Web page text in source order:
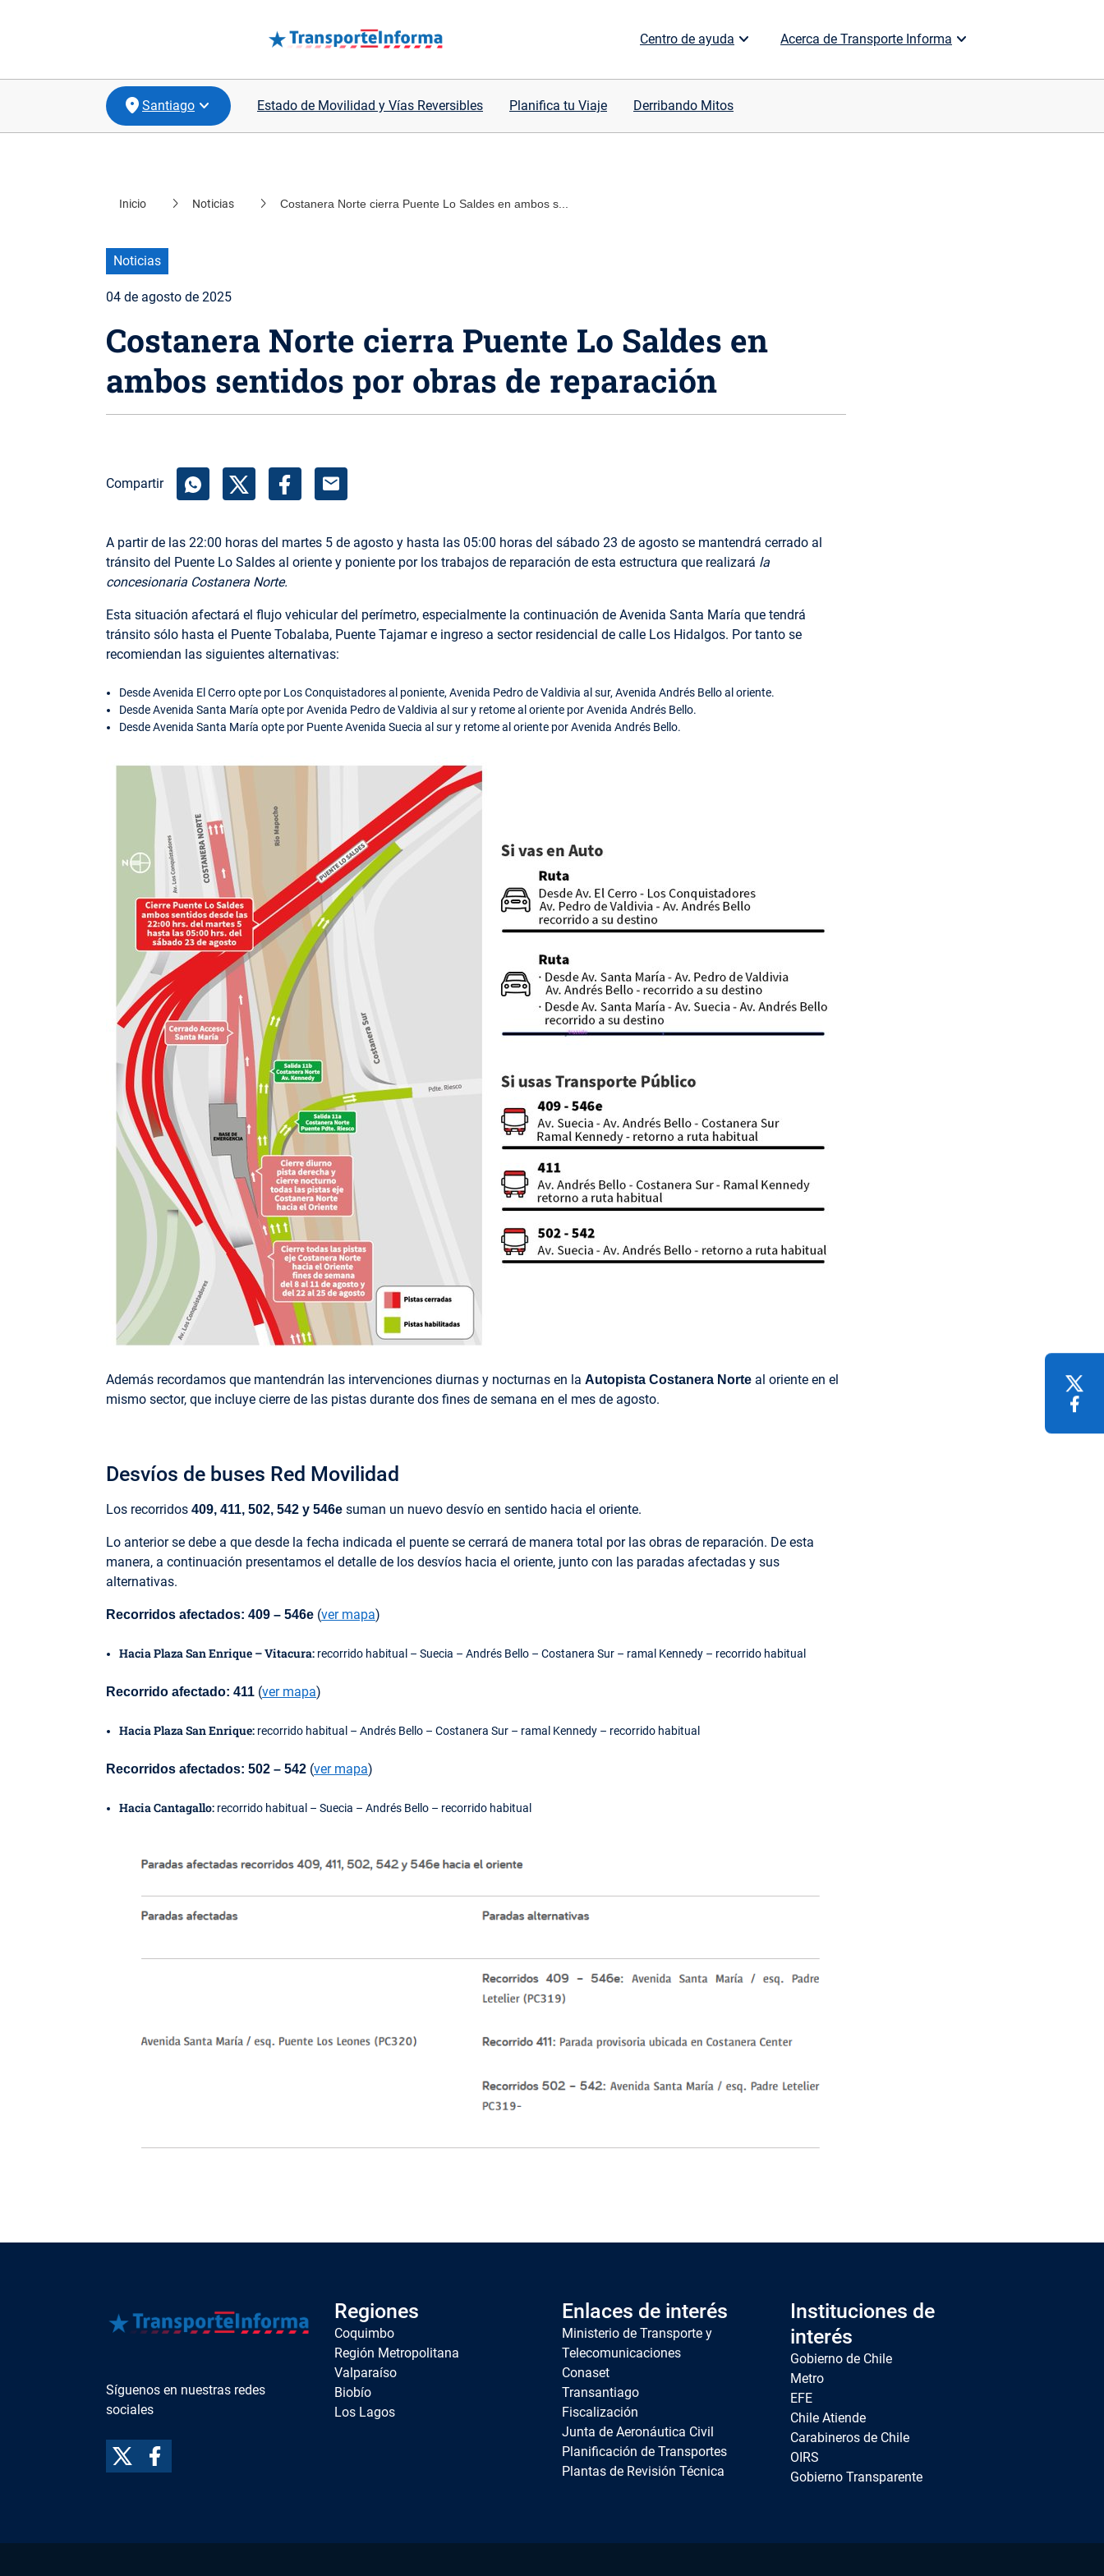
Centro de ayuda Acerca de Transporte Informa
Santiago
location_onCoquimbo
location_onValparaíso
location_onBiobío
Estado de Movilidad y Vías Reversibles Planifica tu Viaje Derribando Mitos
Inicio Noticias Costanera Norte cierra Puente Lo Saldes en ambos s...
Noticias
04 de agosto de 2025
Costanera Norte cierra Puente Lo Saldes en
ambos sentidos por obras de reparación
Compartir mail
A partir de las 22:00 horas del martes 5 de agosto y hasta las 05:00 horas del sábado 23 de agosto se mantendrá cerrado al
tránsito del Puente Lo Saldes al oriente y poniente por los trabajos de reparación de esta estructura que realizará la
concesionaria Costanera Norte.
Esta situación afectará el flujo vehicular del perímetro, especialmente la continuación de Avenida Santa María que tendrá
tránsito sólo hasta el Puente Tobalaba, Puente Tajamar e ingreso a sector residencial de calle Los Hidalgos. Por tanto se
recomiendan las siguientes alternativas:
Desde Avenida El Cerro opte por Los Conquistadores al poniente, Avenida Pedro de Valdivia al sur, Avenida Andrés Bello al oriente.
Desde Avenida Santa María opte por Avenida Pedro de Valdivia al sur y retome al oriente por Avenida Andrés Bello.
Desde Avenida Santa María opte por Puente Avenida Suecia al sur y retome al oriente por Avenida Andrés Bello.
Además recordamos que mantendrán las intervenciones diurnas y nocturnas en la Autopista Costanera Norte al oriente en el
mismo sector, que incluye cierre de las pistas durante dos fines de semana en el mes de agosto.
Desvíos de buses Red Movilidad
Los recorridos 409, 411, 502, 542 y 546e suman un nuevo desvío en sentido hacia el oriente.
Lo anterior se debe a que desde la fecha indicada el puente se cerrará de manera total por las obras de reparación. De esta
manera, a continuación presentamos el detalle de los desvíos hacia el oriente, junto con las paradas afectadas y sus
alternativas.
Recorridos afectados: 409 – 546e (ver mapa)
Hacia Plaza San Enrique – Vitacura: recorrido habitual – Suecia – Andrés Bello – Costanera Sur – ramal Kennedy – recorrido habitual
Recorrido afectado: 411 (ver mapa)
Hacia Plaza San Enrique: recorrido habitual – Andrés Bello – Costanera Sur – ramal Kennedy – recorrido habitual
Recorridos afectados: 502 – 542 (ver mapa)
Hacia Cantagallo: recorrido habitual – Suecia – Andrés Bello – recorrido habitual
Síguenos en nuestras redes
sociales
Regiones
Coquimbo
Región Metropolitana
Valparaíso
Biobío
Los Lagos
Enlaces de interés
Ministerio de Transporte y
Telecomunicaciones
Conaset
Transantiago
Fiscalización
Junta de Aeronáutica Civil
Planificación de Transportes
Plantas de Revisión Técnica
Instituciones de
interés
Gobierno de Chile
Metro
EFE
Chile Atiende
Carabineros de Chile
OIRS
Gobierno Transparente